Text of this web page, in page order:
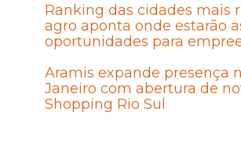
Ranking das cidades mais
agro aponta onde estarão
oportunidades para
Aramis expande presença
Janeiro com abertura de
Shopping Rio Sul